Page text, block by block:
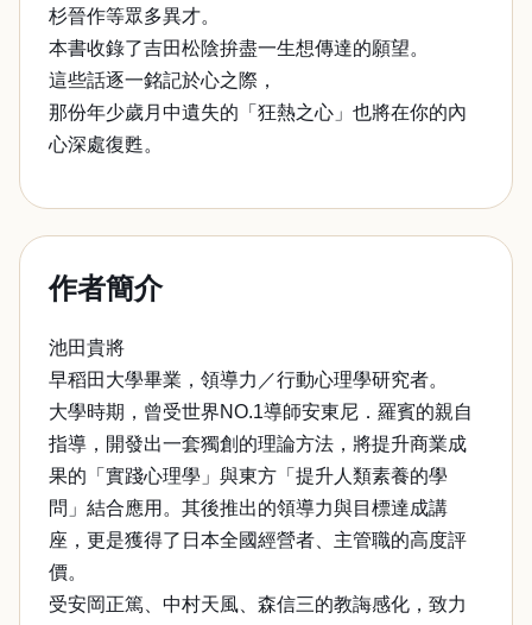
杉晉作等眾多異才。
本書收錄了吉田松陰拚盡一生想傳達的願望。
這些話逐一銘記於心之際，
那份年少歲月中遺失的「狂熱之心」也將在你的內
心深處復甦。
作者簡介
池田貴將
早稻田大學畢業，領導力／行動心理學研究者。
大學時期，曾受世界NO.1導師安東尼．羅賓的親自
指導，開發出一套獨創的理論方法，將提升商業成
果的「實踐心理學」與東方「提升人類素養的學
問」結合應用。其後推出的領導力與目標達成講
座，更是獲得了日本全國經營者、主管職的高度評
價。
受安岡正篤、中村天風、森信三的教誨感化，致力